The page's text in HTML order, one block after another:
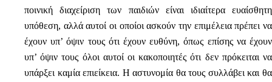
ποινική διαχείριση των παιδιών είναι ιδιαίτερα ευαίσθητη
υπόθεση, αλλά αυτοί οι οποίοι ασκούν την επιμέλεια πρέπει να
έχουν υπ’ όψιν τους ότι έχουν ευθύνη, όπως επίσης να έχουν
υπ’ όψιν τους όλοι αυτοί οι κακοποιητές ότι δεν πρόκειται να
υπάρξει καμία επιείκεια. Η αστυνομία θα τους συλλάβει και θα